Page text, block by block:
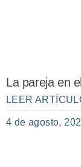
La pareja en
LEER
4 de agosto,